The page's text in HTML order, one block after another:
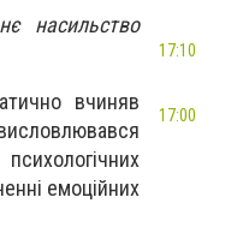
насильство
вчиняв
емоційних
17:10
17:00